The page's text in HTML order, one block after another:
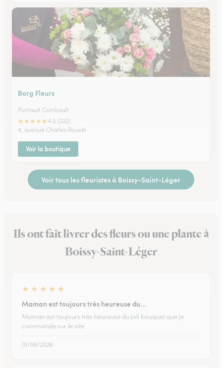
Borg Fleurs
Pontault Combault
★★★★★4.5 (222)
4, avenue Charles Rouxel
Voir la boutique
Voir tous les fleuristes à Boissy-Saint-Léger
Ils ont fait livrer des fleurs ou une plante à
Boissy-Saint-Léger
★ ★ ★ ★ ★
Maman est toujours très heureuse du…
Maman est toujours très heureuse du joli bouquet que je
commande sur le site
01/06/2026